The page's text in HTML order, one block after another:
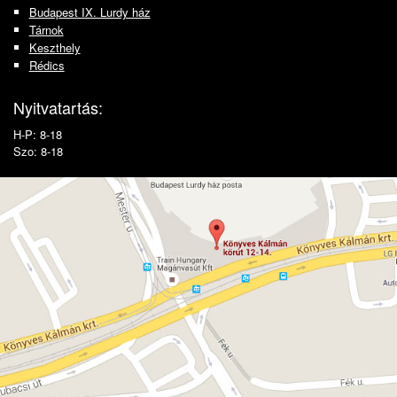
Budapest IX. Lurdy ház
Tárnok
Keszthely
Rédics
Nyitvatartás:
H-P: 8-18
Szo: 8-18